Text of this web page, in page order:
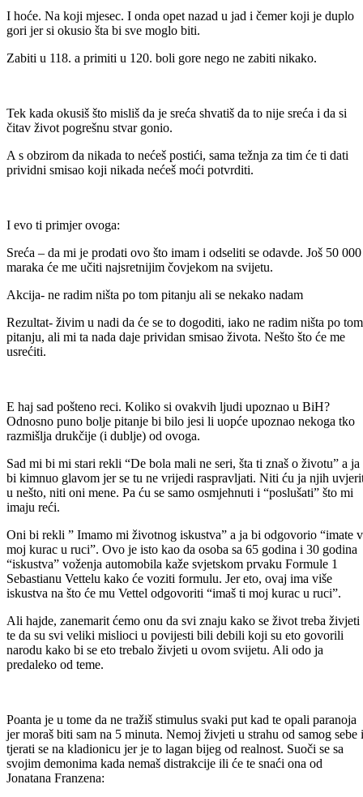
I hoće. Na koji mjesec. I onda opet nazad u jad i čemer koji je duplo
gori jer si okusio šta bi sve moglo biti.
Zabiti u 118. a primiti u 120. boli gore nego ne zabiti nikako.
Tek kada okusiš što misliš da je sreća shvatiš da to nije sreća i da si
čitav život pogrešnu stvar gonio.
A s obzirom da nikada to nećeš postići, sama težnja za tim će ti dati
prividni smisao koji nikada nećeš moći potvrditi.
I evo ti primjer ovoga:
Sreća – da mi je prodati ovo što imam i odseliti se odavde. Još 50 000
maraka će me učiti najsretnijim čovjekom na svijetu.
Akcija- ne radim ništa po tom pitanju ali se nekako nadam
Rezultat- živim u nadi da će se to dogoditi, iako ne radim ništa po tom
pitanju, ali mi ta nada daje prividan smisao života. Nešto što će me
usrećiti.
E haj sad pošteno reci. Koliko si ovakvih ljudi upoznao u BiH?
Odnosno puno bolje pitanje bi bilo jesi li uopće upoznao nekoga tko
razmišlja drukčije (i dublje) od ovoga.
Sad mi bi mi stari rekli “De bola mali ne seri, šta ti znaš o životu” a ja
bi kimnuo glavom jer se tu ne vrijedi raspravljati. Niti ću ja njih
u nešto, niti oni mene. Pa ću se samo osmjehnuti i “poslušati” što mi
imaju reći.
Oni bi rekli ” Imamo mi životnog iskustva” a ja bi odgovorio “imate
moj kurac u ruci”. Ovo je isto kao da osoba sa 65 godina i 30 godina
“iskustva” voženja automobila kaže svjetskom prvaku Formule 1
Sebastianu Vettelu kako će voziti formulu. Jer eto, ovaj ima više
iskustva na što će mu Vettel odgovoriti “imaš ti moj kurac u ruci”.
Ali hajde, zanemarit ćemo onu da svi znaju kako se život treba živjeti
te da su svi veliki mislioci u povijesti bili debili koji su eto govorili
narodu kako bi se eto trebalo živjeti u ovom svijetu. Ali odo ja
predaleko od teme.
Poanta je u tome da ne tražiš stimulus svaki put kad te opali paranoja
jer moraš biti sam na 5 minuta. Nemoj živjeti u strahu od samog sebe i
tjerati se na kladionicu jer je to lagan bijeg od realnost. Suoči se sa
svojim demonima kada nemaš distrakcije ili će te snaći ona od
Jonatana Franzena: